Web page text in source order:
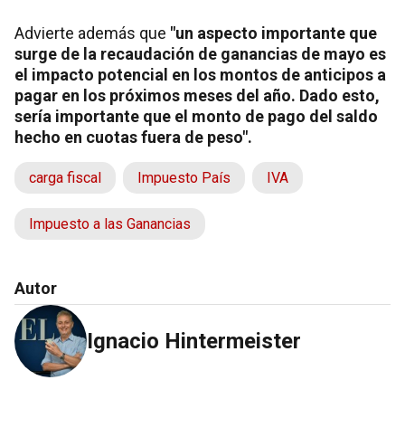
Advierte además que "un aspecto importante que
surge de la recaudación de ganancias de mayo es
el impacto potencial en los montos de anticipos a
pagar en los próximos meses del año. Dado esto,
sería importante que el monto de pago del saldo
hecho en cuotas fuera de peso".
carga fiscal Impuesto País IVA
Impuesto a las Ganancias
Autor
Ignacio Hintermeister